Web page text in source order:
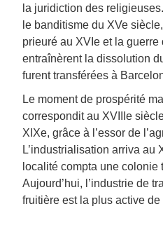
la juridiction des
le banditisme du XVe
prieuré au XVIe et la
entraînèrent la dissolution
furent transférées à
Le moment de prospérité
correspondit au XVIIIe
XIXe, grâce à l’essor de
L’industrialisation arriva au
localité compta une colonie
Aujourd’hui, l’industrie de
fruitière est la plus active de